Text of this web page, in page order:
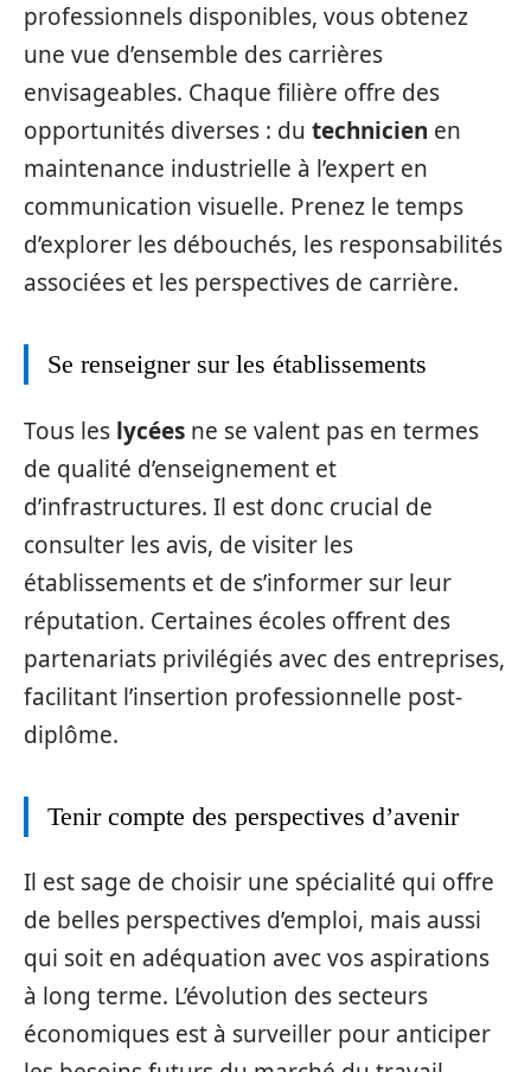
professionnels disponibles, vous obtenez
une vue d’ensemble des carrières
envisageables. Chaque filière offre des
opportunités diverses : du technicien en
maintenance industrielle à l’expert en
communication visuelle. Prenez le temps
d’explorer les débouchés, les responsabilités
associées et les perspectives de carrière.
Se renseigner sur les établissements
Tous les lycées ne se valent pas en termes
de qualité d’enseignement et
d’infrastructures. Il est donc crucial de
consulter les avis, de visiter les
établissements et de s’informer sur leur
réputation. Certaines écoles offrent des
partenariats privilégiés avec des entreprises,
facilitant l’insertion professionnelle post-
diplôme.
Tenir compte des perspectives d’avenir
Il est sage de choisir une spécialité qui offre
de belles perspectives d’emploi, mais aussi
qui soit en adéquation avec vos aspirations
à long terme. L’évolution des secteurs
économiques est à surveiller pour anticiper